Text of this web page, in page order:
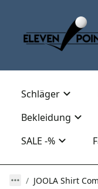
Schläger
Bekleidung
SALE -%
JOOLA Shirt